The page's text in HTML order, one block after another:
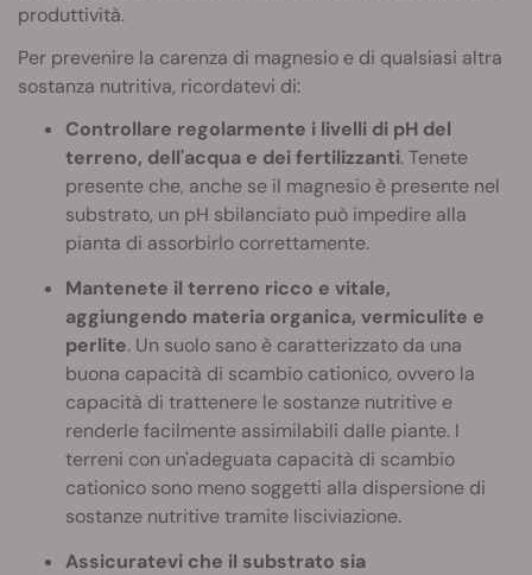
produttività.
Per prevenire la carenza di magnesio e di qualsiasi altra
sostanza nutritiva, ricordatevi di:
Controllare regolarmente i livelli di pH del
terreno, dell'acqua e dei fertilizzanti. Tenete
presente che, anche se il magnesio è presente nel
substrato, un pH sbilanciato può impedire alla
pianta di assorbirlo correttamente.
Mantenete il terreno ricco e vitale,
aggiungendo materia organica, vermiculite e
perlite. Un suolo sano è caratterizzato da una
buona capacità di scambio cationico, ovvero la
capacità di trattenere le sostanze nutritive e
renderle facilmente assimilabili dalle piante. I
terreni con un'adeguata capacità di scambio
cationico sono meno soggetti alla dispersione di
sostanze nutritive tramite lisciviazione.
Assicuratevi che il substrato sia